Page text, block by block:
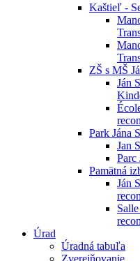
Kaštieľ -
ZŠ s MŠ
Ján
Park Jána
Jan
Parc
Pamätná
Ján
Úrad
Úradná tabuľa
Zverejňovanie